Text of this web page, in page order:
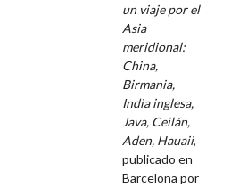
un viaje por el
Asia
meridional:
China,
Birmania,
India inglesa,
Java, Ceilán,
Aden, Hauaii,
publicado en
Barcelona por